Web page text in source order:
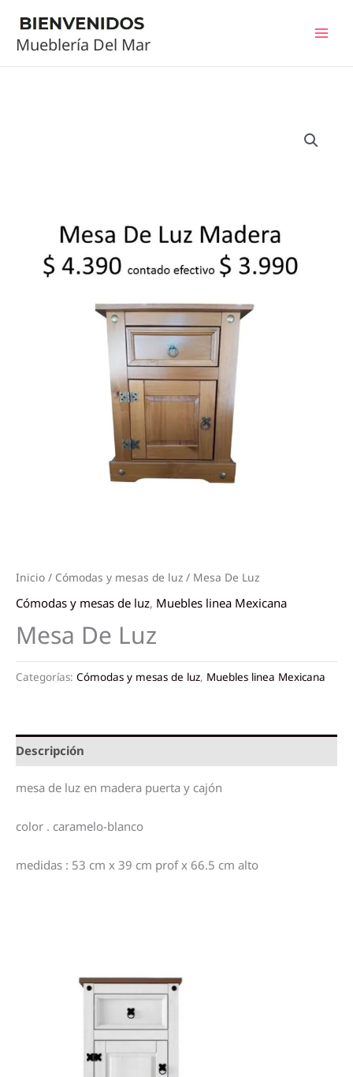
contenido
Mueblería Del Mar
Inicio / Cómodas y mesas de luz / Mesa De Luz
Cómodas y mesas de luz, Muebles linea Mexicana
Mesa De Luz
Categorías: Cómodas y mesas de luz, Muebles linea Mexicana
Descripción
mesa de luz en madera puerta y cajón
color . caramelo-blanco
medidas : 53 cm x 39 cm prof x 66.5 cm alto